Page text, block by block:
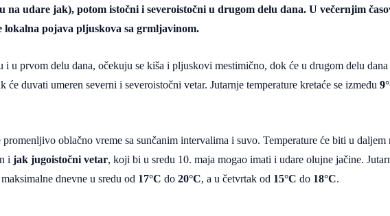
na udare jak), potom istočni i severoistočni u drugom delu dana. U večernjim
lokalna pojava pljuskova sa grmljavinom.
i u prvom delu dana, očekuju se kiša i pljuskovi mestimično, dok će u drugom delu
će duvati umeren severni i severoistočni vetar. Jutarnje temperature kretaće se između
oblačno vreme sa sunčanim intervalima i suvo. Temperature će biti u daljem
i jak jugoistočni vetar, koji bi u sredu 10. maja mogao imati i udare olujne jačine.
maksimalne dnevne u sredu od 17°C do 20°C, a u četvrtak od 15°C do 18°C.